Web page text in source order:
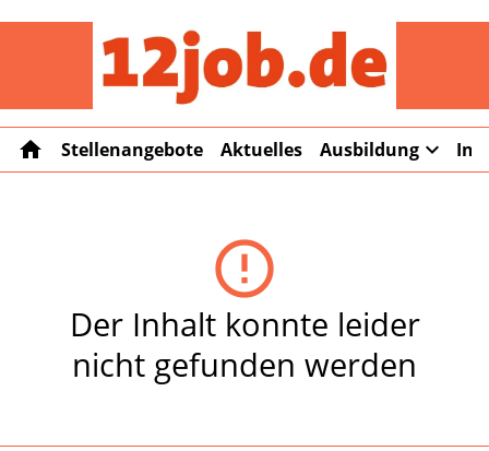
home Stellenangebote Aktuelles Ausbildung expand_more
error_outline
Der Inhalt konnte leider
nicht gefunden werden